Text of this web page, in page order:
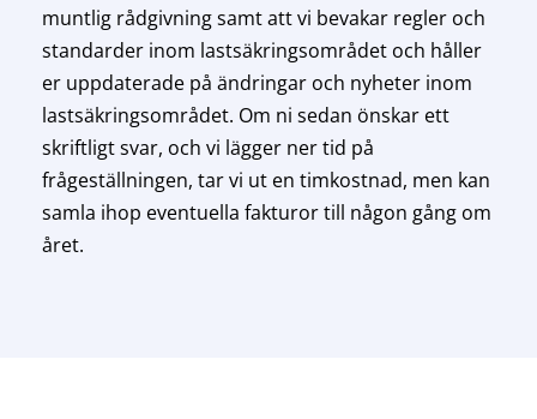
muntlig rådgivning samt att vi bevakar regler och
standarder inom lastsäkringsområdet och håller
er uppdaterade på ändringar och nyheter inom
lastsäkringsområdet. Om ni sedan önskar ett
skriftligt svar, och vi lägger ner tid på
frågeställningen, tar vi ut en timkostnad, men kan
samla ihop eventuella fakturor till någon gång om
året.